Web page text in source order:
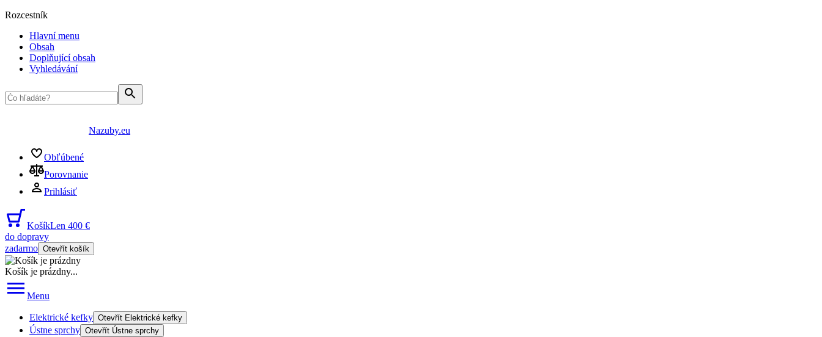
Rozcestník
Hlavní menu
Obsah
Doplňující obsah
Vyhledávání
Nazuby.eu
Obľúbené
Porovnanie
Prihlásiť
KošíkLen 400 €
do dopravy
zadarmo Otevřít košík
Košík je prázdny...
Menu
Elektrické kefky Otevřít Elektrické kefky
Ústne sprchy Otevřít Ústne sprchy